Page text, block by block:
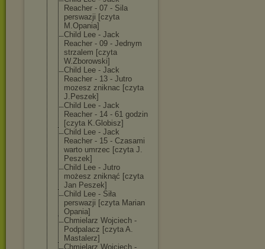
Reacher - 07 - Sila
perswazji [czyta
M.Opania]
Child Lee - Jack
Reacher - 09 - Jednym
strzalem [czyta
W.Zborowski]
Child Lee - Jack
Reacher - 13 - Jutro
mozesz zniknac [czyta
J.Peszek]
Child Lee - Jack
Reacher - 14 - 61 godzin
[czyta K.Globisz]
Child Lee - Jack
Reacher - 15 - Czasami
warto umrzec [czyta J.
Peszek]
Child Lee - Jutro
możesz zniknąć [czyta
Jan Peszek]
Child Lee - Siła
perswazji [czyta Marian
Opania]
Chmielarz Wojciech -
Podpalacz [czyta A.
Mastalerz]
Chmielarz Wojciech -